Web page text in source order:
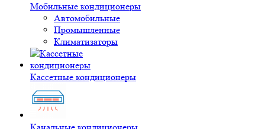
Мобильные кондиционеры
Автомобильные
Промышленные
Климатизаторы
Кассетные кондиционеры